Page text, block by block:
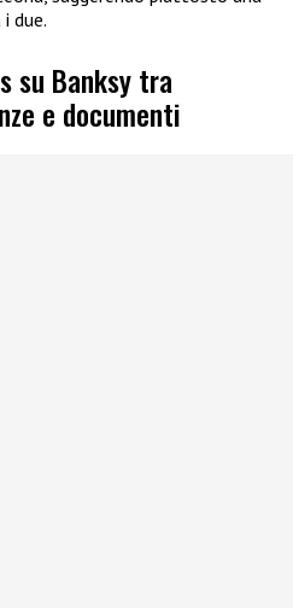
due.
su Banksy tra
e documenti